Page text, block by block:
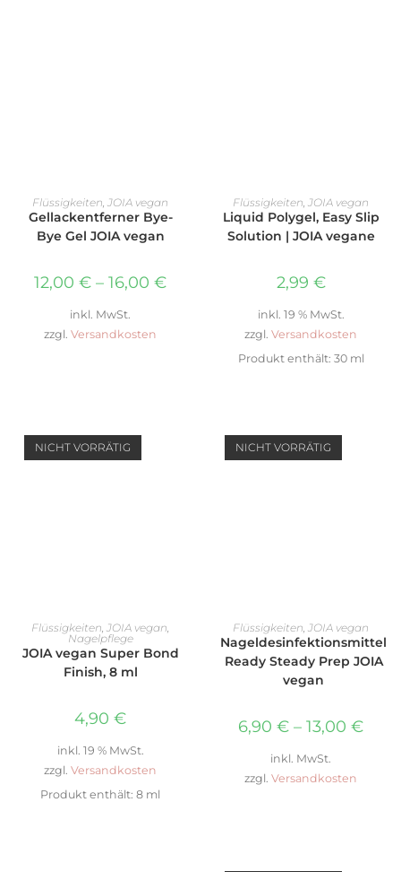
AUSFÜHRUNG WÄHLEN
Flüssigkeiten, JOIA vegan
Gellackentferner Bye-
Bye Gel JOIA vegan
12,00 € – 16,00 €
inkl. MwSt.
zzgl. Versandkosten
IN DEN WARENKORB
Flüssigkeiten, JOIA vegan
Liquid Polygel, Easy Slip
Solution | JOIA vegane
2,99 €
inkl. 19 % MwSt.
zzgl. Versandkosten
Produkt enthält: 30 ml
NICHT VORRÄTIG
WEITERLESEN
Flüssigkeiten, JOIA vegan,
Nagelpflege
JOIA vegan Super Bond
Finish, 8 ml
4,90 €
inkl. 19 % MwSt.
zzgl. Versandkosten
Produkt enthält: 8 ml
NICHT VORRÄTIG
AUSFÜHRUNG WÄHLEN
Flüssigkeiten, JOIA vegan
Nageldesinfektionsmittel
Ready Steady Prep JOIA
vegan
6,90 € – 13,00 €
inkl. MwSt.
zzgl. Versandkosten